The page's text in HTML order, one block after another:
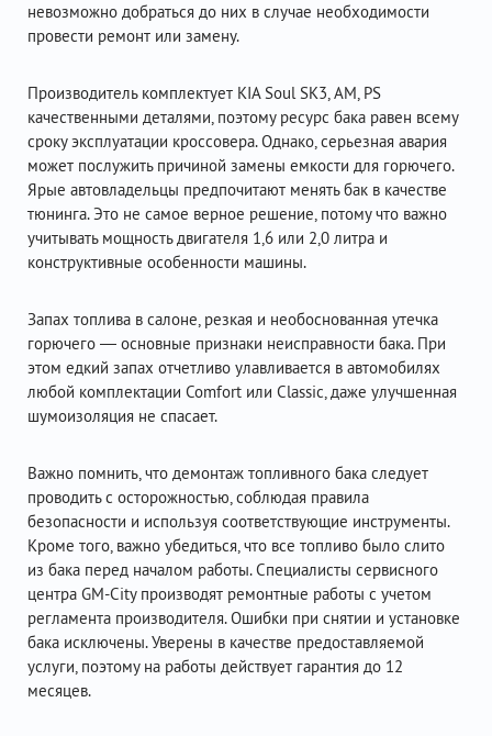
невозможно добраться до них в случае необходимости
провести ремонт или замену.
Производитель комплектует KIA Soul SK3, AM, PS
качественными деталями, поэтому ресурс бака равен всему
сроку эксплуатации кроссовера. Однако, серьезная авария
может послужить причиной замены емкости для горючего.
Ярые автовладельцы предпочитают менять бак в качестве
тюнинга. Это не самое верное решение, потому что важно
учитывать мощность двигателя 1,6 или 2,0 литра и
конструктивные особенности машины.
Запах топлива в салоне, резкая и необоснованная утечка
горючего — основные признаки неисправности бака. При
этом едкий запах отчетливо улавливается в автомобилях
любой комплектации Comfort или Classic, даже улучшенная
шумоизоляция не спасает.
Важно помнить, что демонтаж топливного бака следует
проводить с осторожностью, соблюдая правила
безопасности и используя соответствующие инструменты.
Кроме того, важно убедиться, что все топливо было слито
из бака перед началом работы. Специалисты сервисного
центра GM-City производят ремонтные работы с учетом
регламента производителя. Ошибки при снятии и установке
бака исключены. Уверены в качестве предоставляемой
услуги, поэтому на работы действует гарантия до 12
месяцев.